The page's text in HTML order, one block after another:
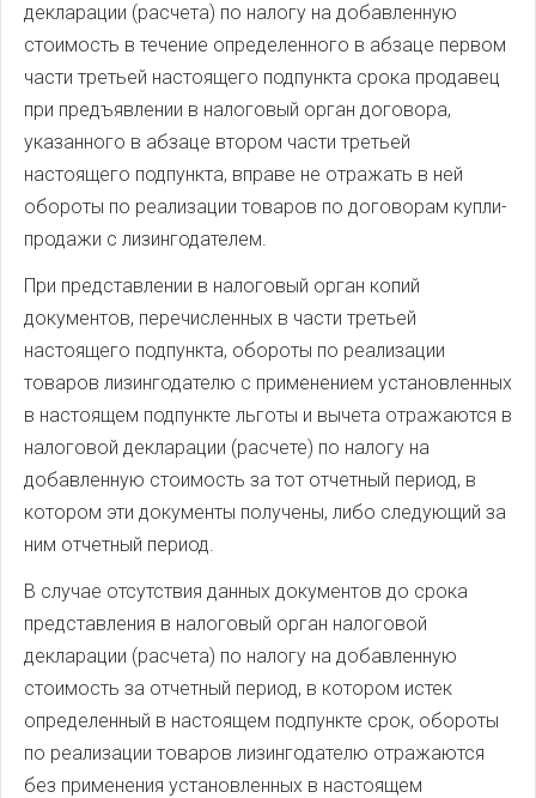
декларации (расчета) по налогу на добавленную
стоимость в течение определенного в абзаце первом
части третьей настоящего подпункта срока продавец
при предъявлении в налоговый орган договора,
указанного в абзаце втором части третьей
настоящего подпункта, вправе не отражать в ней
обороты по реализации товаров по договорам купли-
продажи с лизингодателем.
При представлении в налоговый орган копий
документов, перечисленных в части третьей
настоящего подпункта, обороты по реализации
товаров лизингодателю с применением установленных
в настоящем подпункте льготы и вычета отражаются в
налоговой декларации (расчете) по налогу на
добавленную стоимость за тот отчетный период, в
котором эти документы получены, либо следующий за
ним отчетный период.
В случае отсутствия данных документов до срока
представления в налоговый орган налоговой
декларации (расчета) по налогу на добавленную
стоимость за отчетный период, в котором истек
определенный в настоящем подпункте срок, обороты
по реализации товаров лизингодателю отражаются
без применения установленных в настоящем